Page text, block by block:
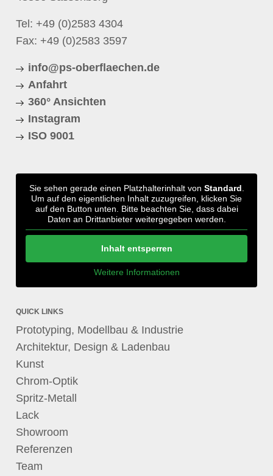
Tel: +49 (0)2583 4304
Fax: +49 (0)2583 3597
info@ps-oberflaechen.de
Anfahrt
360° Ansichten
Instagram
ISO 9001
Sie sehen gerade einen Platzhalterinhalt von Standard
Um auf den eigentlichen Inhalt zuzugreifen, klicken Sie
auf den Button unten. Bitte beachten Sie, dass dabei
Daten an Drittanbieter weitergegeben werden.
Inhalt entsperren
Weitere Informationen
QUICK LINKS
Prototyping, Modellbau & Industrie
Architektur, Design & Ladenbau
Kunst
Chrom-Optik
Spritz-Metall
Lack
Showroom
Referenzen
Team